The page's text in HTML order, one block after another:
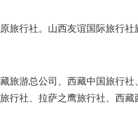
行社。山西友谊国际旅行社
旅游总公司、西藏中国旅行
行社、拉萨之鹰旅行社、西